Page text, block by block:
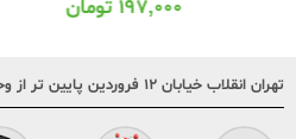
۱۹۷,۰۰۰ تومان
تهران انقلاب خیابان ۱۲ فروردین پایین تر از وحید نظری پلاک ۲۴۹